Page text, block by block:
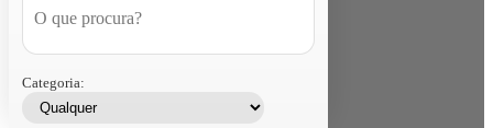
Categoria: